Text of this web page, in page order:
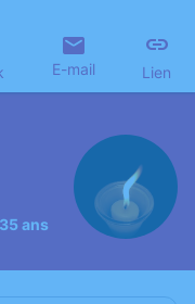
E-mail Lien
ans